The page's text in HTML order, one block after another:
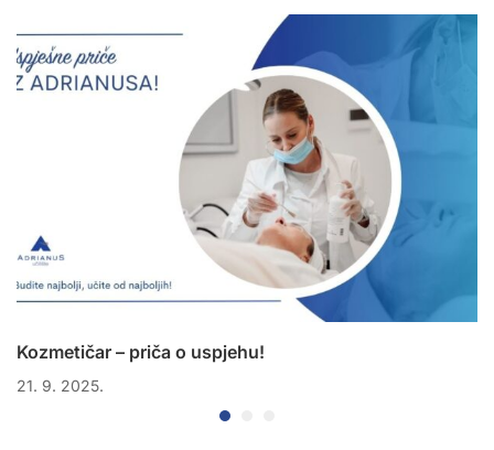
Kozmetičar – priča o uspjehu!
21. 9. 2025.